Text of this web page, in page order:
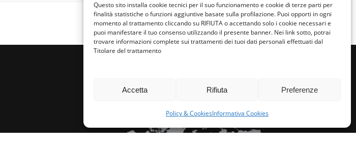
Questo sito installa cookie tecnici per il suo funzionamento e cookie di terze parti per
finalità statistiche o funzioni aggiuntive basate sulla profilazione. Puoi opporti in ogni
momento al trattamento cliccando su RIFIUTA o accettando solo i cookie necessari e
puoi manifestare il tuo consenso utilizzando il presente banner. Nei link sotto, potrai
trovare informazioni complete sui trattamenti dei tuoi dati personali effettuati dal
Titolare del trattamento
Accetta Rifiuta Preferenze
Policy & CookiesInformativa Cookies